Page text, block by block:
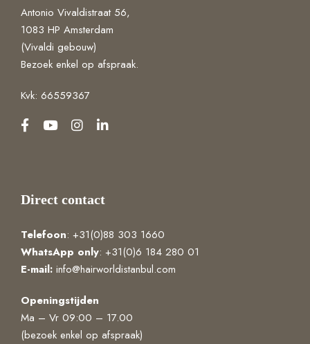
Antonio Vivaldistraat 56,
1083 HP Amsterdam
(Vivaldi gebouw)
Bezoek enkel op afspraak.
Kvk: 66559367
Direct contact
Telefoon: +31(0)88 303 1660
WhatsApp only: +31(0)6 184 280 01
E-mail: info@hairworldistanbul.com
Openingstijden
Ma – Vr 09:00 – 17.00
(bezoek enkel op afspraak)